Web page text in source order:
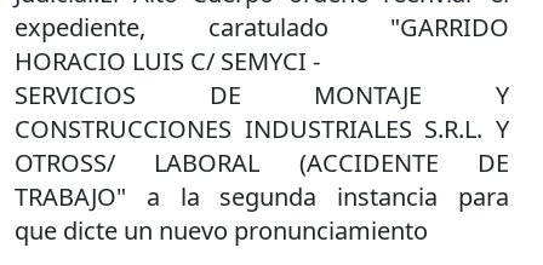
expediente, caratulado "GARRIDO
HORACIO LUIS C/ SEMYCI -
SERVICIOS DE MONTAJE Y
CONSTRUCCIONES INDUSTRIALES S.R.L. Y
OTROSS/ LABORAL (ACCIDENTE DE
TRABAJO" a la segunda instancia para
que dicte un nuevo pronunciamiento